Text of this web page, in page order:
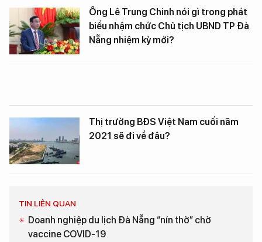
Ông Lê Trung Chinh nói gì trong phát
biểu nhậm chức Chủ tịch UBND TP Đà
Nẵng nhiệm kỳ mới?
Thị trường BĐS Việt Nam cuối năm
2021 sẽ đi về đâu?
TIN LIÊN QUAN
Doanh nghiệp du lịch Đà Nẵng “nín thở” chờ
vaccine COVID-19